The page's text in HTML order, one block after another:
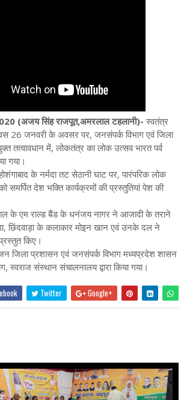
(अजय सिंह राजपूत,अमरलाल टहलानी)- स्वतंत्र
26 जनवरी के अवसर पर, जनसंपर्क विभाग एवं जिला
तत्वावधान में, लोकतंत्र का लोक उत्सव भारत पर्व
गया।
के नर्मदा तट सेठानी घाट पर, पारंपरिक लोक
समर्पित देश भक्ति कार्यक्रमों की प्रस्तुतियां पेश की
के एम राल्ड बैंड के धनंजय नागर ने आजादी के तराने
छिंदवाड़ा के कलाकार मोइन खान एवं उनके दल ने
किए।
जिला प्रशासन एवं जनसंपर्क विभाग मध्यप्रदेश शासन
स्वराज संस्थान संचालनालय द्वारा किया गया।
Twitter Google+